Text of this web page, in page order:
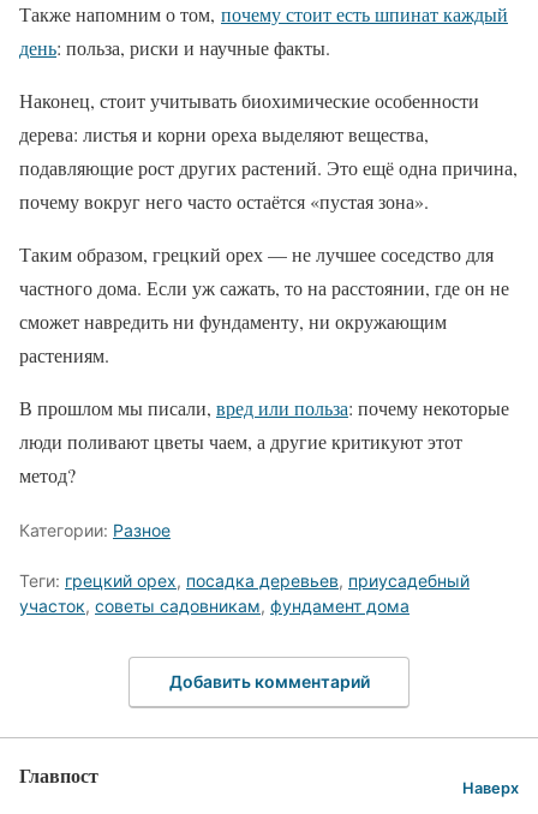
Также напомним о том, почему стоит есть шпинат каждый
день: польза, риски и научные факты.
Наконец, стоит учитывать биохимические особенности
дерева: листья и корни ореха выделяют вещества,
подавляющие рост других растений. Это ещё одна причина,
почему вокруг него часто остаётся «пустая зона».
Таким образом, грецкий орех — не лучшее соседство для
частного дома. Если уж сажать, то на расстоянии, где он не
сможет навредить ни фундаменту, ни окружающим
растениям.
В прошлом мы писали, вред или польза: почему некоторые
люди поливают цветы чаем, а другие критикуют этот
метод?
Категории: Разное
Теги: грецкий орех, посадка деревьев, приусадебный
участок, советы садовникам, фундамент дома
Добавить комментарий
Главпост Наверх